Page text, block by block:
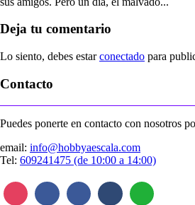
Deja tu comentario
Lo siento, debes estarconectado para
Contacto
Puedes ponerte en contacto con nosotros
email: info@hobbyaescala.com
Tel: 609241475 (de 10:00 a 14:00)